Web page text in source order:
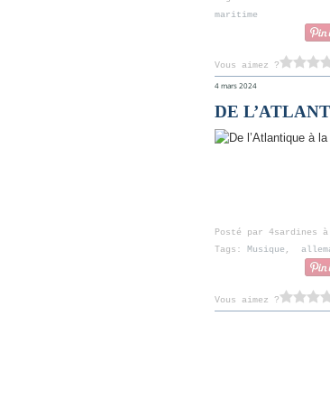
maritime
Vous aimez ?
4 mars 2024
DE
Posté par 4sardines
Tags: Musique ,
Vous aimez ?